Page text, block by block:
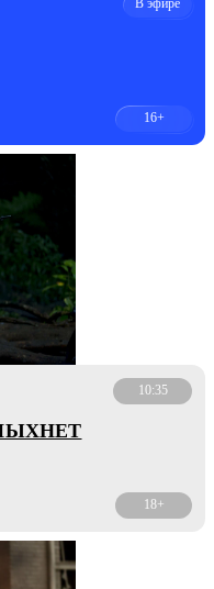
В эфире
16+
10:35
18+